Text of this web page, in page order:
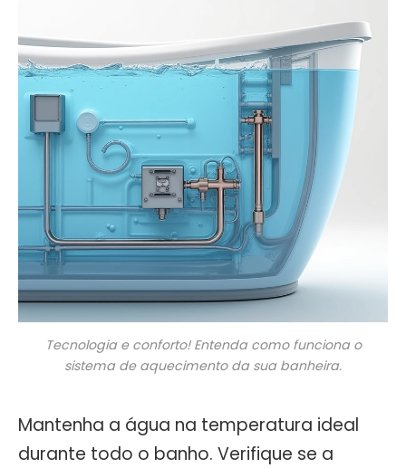
Tecnologia e conforto! Entenda como funciona o
sistema de aquecimento da sua banheira.
Mantenha a água na temperatura ideal
durante todo o banho. Verifique se a